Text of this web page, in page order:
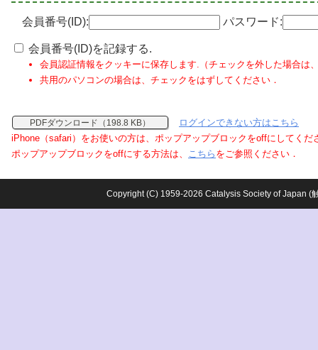
会員番号(ID): パスワード:
会員番号(ID)を記録する.
会員認証情報をクッキーに保存します.（チェックを外した場合は
共用のパソコンの場合は、チェックをはずしてください．
PDFダウンロード（198.8 KB）
ログインできない方はこちら
iPhone（safari）をお使いの方は、ポップアップブロックをoffにしてくだ
ポップアップブロックをoffにする方法は、 こちら をご参照ください．
Copyright (C) 1959-2026 Catalysis Society of Japan (